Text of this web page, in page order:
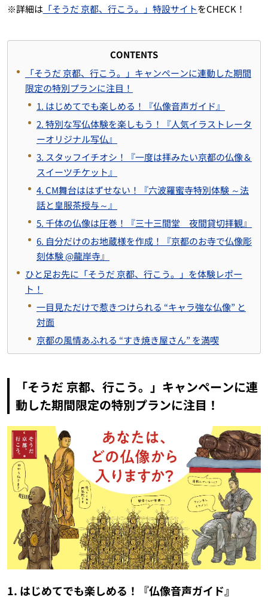
※詳細は 「そうだ 京都、行こう。」特設サイトをCHECK！
CONTENTS
「そうだ 京都、行こう。」キャンペーンに連動した期間
限定の特別プランに注目！
1. はじめてでも楽しめる！『仏像音声ガイド』
2. 特別な写仏体験を楽しもう！『人気イラストレータ
ーオリジナル写仏』
3. スタッフイチオシ！『一度は拝みたい京都の仏像＆
スイーツチケット』
4. CM舞台ははずせない！『六波羅蜜寺特別体験 ～法
話と皇服茶授与～』
5. 千体の仏像は圧巻！『三十三間堂 夜間貸切拝観』
6. 自分だけのお地蔵様を作成！『京都のお寺で仏像彫
刻体験 @龍岸寺』
ひと足お先に「そうだ 京都、行こう。」を体験レポー
ト！
一目見ただけで惹きつけられる “キャラ強な仏像” と
対面
京都の風情あふれる “すき焼き屋さん” を満喫
「そうだ 京都、行こう。」キャンペーンに連
動した期間限定の特別プランに注目！
1. はじめてでも楽しめる！『仏像音声ガイド』